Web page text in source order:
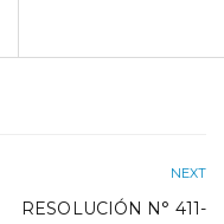
NEXT
RESOLUCIÓN N° 411-